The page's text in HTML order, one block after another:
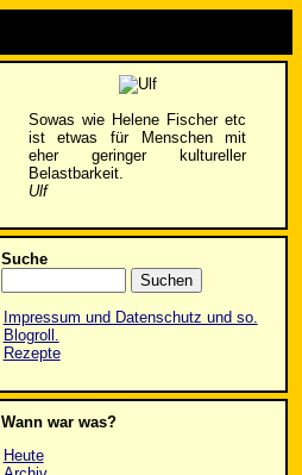
Sowas wie Helene Fischer etc
ist etwas für Menschen mit
eher geringer kultureller
Belastbarkeit.
Ulf
Suche
Impressum und Datenschutz und so.
Blogroll.
Rezepte
Wann war was?
Heute